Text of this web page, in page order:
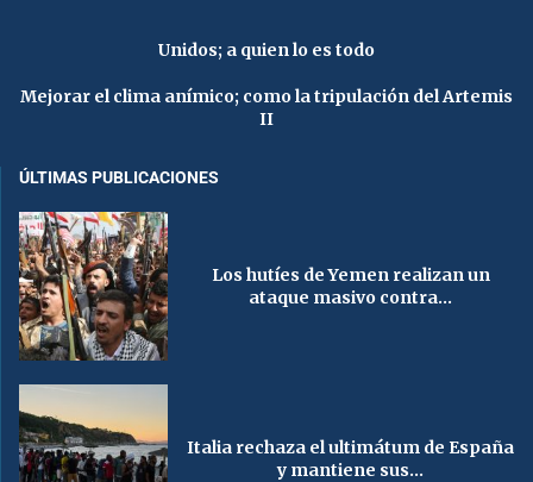
Unidos; a quien lo es todo
Mejorar el clima anímico; como la tripulación del Artemis
II
ÚLTIMAS PUBLICACIONES
Los hutíes de Yemen realizan un
ataque masivo contra...
Italia rechaza el ultimátum de España
y mantiene sus...